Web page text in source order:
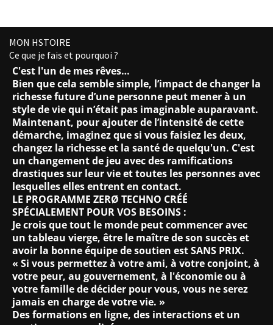
MON HSTOIRE
Ce que je fais et pourquoi ?
C'est l'un de mes rêves…
Bien que cela semble simple, l’impact de changer la
richesse future d’une personne peut mener à un
style de vie qui n’était pas imaginable auparavant.
Maintenant, pour ajouter de l’intensité de cette
démarche, imaginez que si vous faisiez les deux,
changez la richesse et la santé de quelqu'un. C'est
un changement de jeu avec des ramifications
drastiques sur leur vie et toutes les personnes avec
lesquelles elles entrent en contact.
LE PROGRAMME ZERØ TECHNO CRÉÉ
SPÉCIALEMENT POUR VOS BESOINS :
Je crois que tout le monde peut commencer avec
un tableau vierge, être le maître de son succès et
avoir la bonne équipe de soutien est SANS PRIX.
« Si vous permettez à votre ami, à votre conjoint, à
votre peur, au gouvernement, à l'économie ou à
votre famille de décider pour vous, vous ne serez
jamais en charge de votre vie. »
Des formations en ligne, des interactions et un